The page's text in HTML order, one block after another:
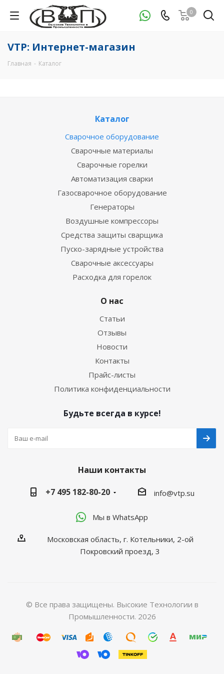
0
VTP: Интернет-магазин
Главная - Каталог
Каталог
Сварочное оборудование
Сварочные материалы
Сварочные горелки
Автоматизация сварки
Газосварочное оборудование
Генераторы
Воздушные компрессоры
Средства защиты сварщика
Пуско-зарядные устройства
Сварочные аксессуары
Расходка для горелок
О нас
Статьи
Отзывы
Новости
Контакты
Прайс-листы
Политика конфиденциальности
Будьте всегда в курсе!
Наши контакты
+7 495 182-80-20
info@vtp.su
Мы в WhatsApp
Московская область, г. Котельники, 2-ой
Покровский проезд, 3
© Все права защищены. Высокие Технологии в
Промышленности. 2026